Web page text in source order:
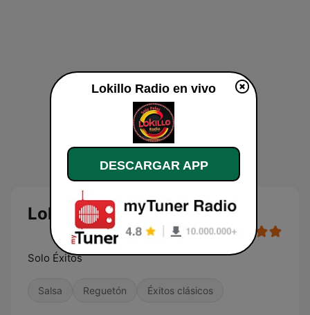
Lokillo Radio en vivo
Solo Éxitos
Salsa Reguetón Éxitos clásicos
Lokillo Radio en vivo
DESCARGAR APP